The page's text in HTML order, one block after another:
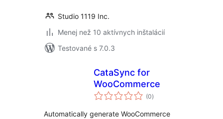
Studio 1119 Inc.
Menej než 10 aktívnych inštalácií
Testované s 7.0.3
CataSync for
WooCommerce
(0celkové
hodnotenie
)
Automatically generate WooCommerce